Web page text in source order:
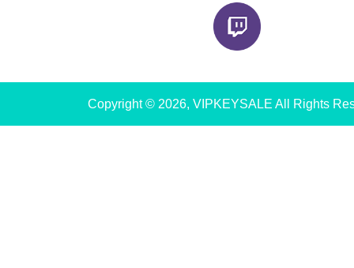
Copyright © 2026, VIPKEYSALE All Rights